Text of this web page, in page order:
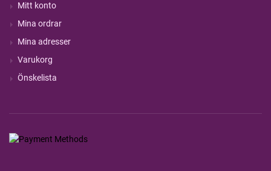
Mitt konto
Mina ordrar
Mina adresser
Varukorg
Önskelista